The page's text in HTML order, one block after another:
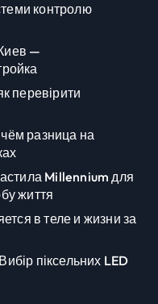
контролю
—
перевірити
разница на
Millennium для
життя
в теле и жизни за
піксельних LED